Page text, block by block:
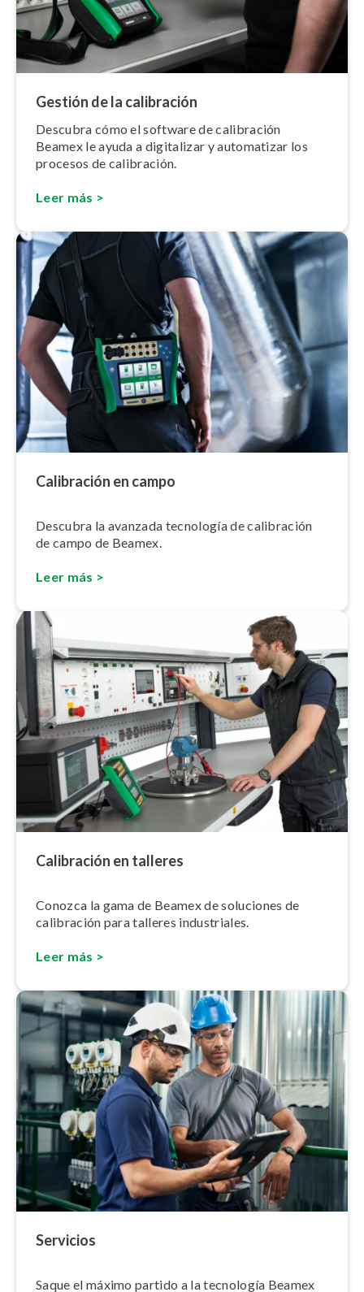
Gestión de la calibración
Descubra cómo el software de calibración
Beamex le ayuda a digitalizar y automatizar los
procesos de calibración.
Leer más >
Calibración en campo
Descubra la avanzada tecnología de calibración
de campo de Beamex.
Leer más >
Calibración en talleres
Conozca la gama de Beamex de soluciones de
calibración para talleres in­du­s­tria­les.
Leer más >
Servicios
Saque el máximo partido a la tecnología Beamex